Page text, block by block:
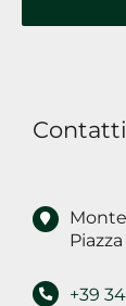
diContatti
+39